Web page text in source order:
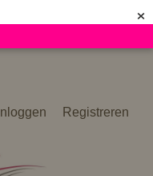
×
Inloggen Registreren